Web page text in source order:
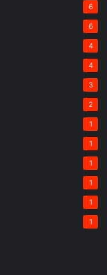
6
6
4
4
3
2
1
1
1
1
1
1